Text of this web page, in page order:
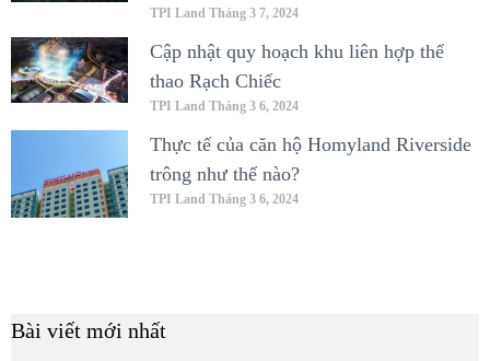
TPI Land Tháng 3 7, 2024
Cập nhật quy hoạch khu liên hợp thể
thao Rạch Chiếc
TPI Land Tháng 3 6, 2024
Thực tế của căn hộ Homyland Riverside
trông như thế nào?
TPI Land Tháng 3 6, 2024
Bài viết mới nhất